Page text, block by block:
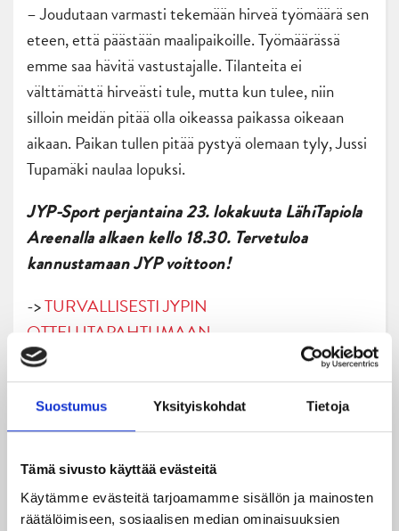
Suostumus Yksityiskohdat Tietoja
Tämä sivusto käyttää evästeitä
Käytämme evästeitä tarjoamamme sisällön ja mainosten
räätälöimiseen, sosiaalisen median ominaisuuksien
– Joudutaan varmasti tekemään hirveä työmäärä sen
eteen, että päästään maalipaikoille. Työmäärässä
emme saa hävitä vastustajalle. Tilanteita ei
välttämättä hirveästi tule, mutta kun tulee, niin
silloin meidän pitää olla oikeassa paikassa oikeaan
aikaan. Paikan tullen pitää pystyä olemaan tyly, Jussi
Tupamäki naulaa lopuksi.
JYP-Sport perjantaina 23. lokakuuta LähiTapiola
Areenalla alkaen kello 18.30. Tervetuloa
kannustamaan JYP voittoon!
->TURVALLISESTI JYPIN
OTTELUTAPAHTUMAAN
Osta lippusi peliin tästä!